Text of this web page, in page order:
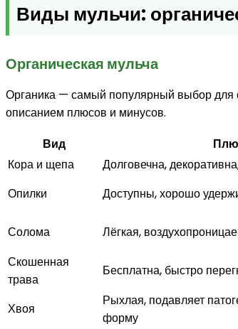
Виды мульчи:
Органическая мульча
Органика — самый популярный выбор для
описанием плюсов и минусов.
Вид
Кора и щепа
Долговечна,
Опилки
Доступны, хорошо
Солома
Лёгкая,
Скошенная
трава
Бесплатна, быстро
Хвоя
Рыхлая, подавляет
форму